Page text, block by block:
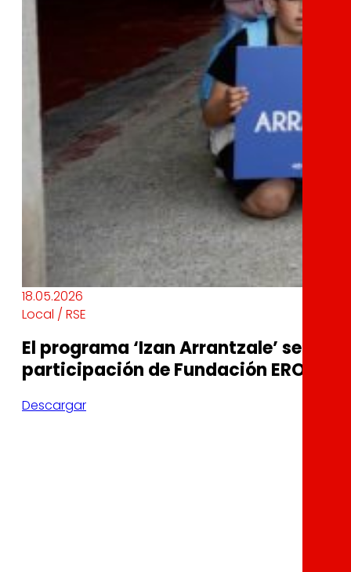
18.05.2026
Local / RSE
El programa ‘Izan Arrantzale’ se
participación de Fundación EROSKI
Descargar